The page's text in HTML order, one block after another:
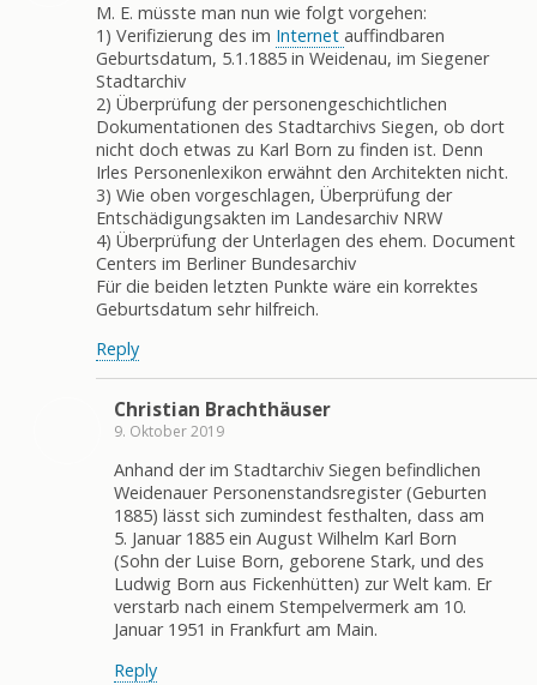
M. E. müsste man nun wie folgt vorgehen:
1) Verifizierung des im Internet auffindbaren
Geburtsdatum, 5.1.1885 in Weidenau, im Siegener
Stadtarchiv
2) Überprüfung der personengeschichtlichen
Dokumentationen des Stadtarchivs Siegen, ob dort
nicht doch etwas zu Karl Born zu finden ist. Denn
Irles Personenlexikon erwähnt den Architekten nicht.
3) Wie oben vorgeschlagen, Überprüfung der
Entschädigungsakten im Landesarchiv NRW
4) Überprüfung der Unterlagen des ehem. Document
Centers im Berliner Bundesarchiv
Für die beiden letzten Punkte wäre ein korrektes
Geburtsdatum sehr hilfreich.
Reply
Christian Brachthäuser
9. Oktober 2019
Anhand der im Stadtarchiv Siegen befindlichen
Weidenauer Personenstandsregister (Geburten
1885) lässt sich zumindest festhalten, dass am
5. Januar 1885 ein August Wilhelm Karl Born
(Sohn der Luise Born, geborene Stark, und des
Ludwig Born aus Fickenhütten) zur Welt kam. Er
verstarb nach einem Stempelvermerk am 10.
Januar 1951 in Frankfurt am Main.
Reply